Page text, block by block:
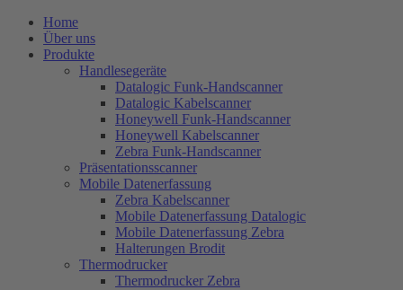
Home
Über uns
Produkte
Handlesegeräte
Datalogic Funk-Handscanner
Datalogic Kabelscanner
Honeywell Funk-Handscanner
Honeywell Kabelscanner
Zebra Funk-Handscanner
Präsentationsscanner
Mobile Datenerfassung
Zebra Kabelscanner
Mobile Datenerfassung Datalogic
Mobile Datenerfassung Zebra
Halterungen Brodit
Thermodrucker
Thermodrucker Zebra